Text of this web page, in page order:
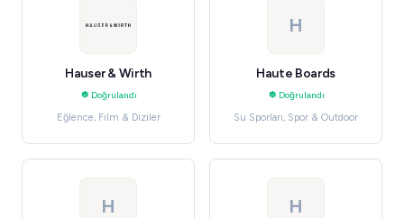
Hauser & Wirth
Doğrulandı
Eğlence, Film & Diziler
H
Haute Boards
Doğrulandı
Su Sporları, Spor & Outdoor
H H